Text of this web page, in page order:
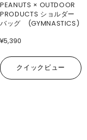
PEANUTS × OUTDOOR
PRODUCTS ショルダー
バッグ (GYMNASTICS)
¥5,390
クイックビュー